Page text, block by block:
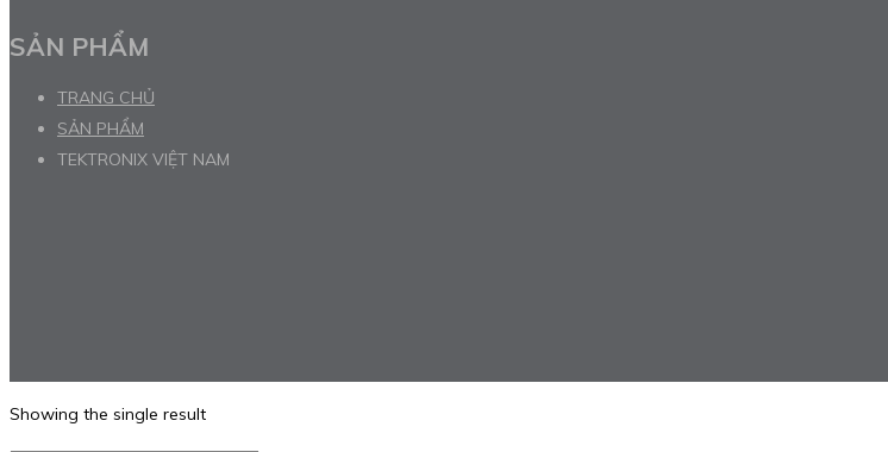
SẢN PHẨM
TRANG CHỦ
SẢN PHẨM
TEKTRONIX VIỆT NAM
Showing the single result